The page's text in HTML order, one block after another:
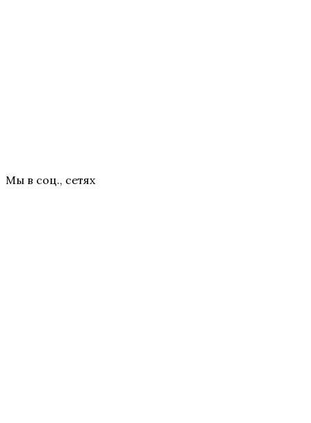
Мы в соц., сетях